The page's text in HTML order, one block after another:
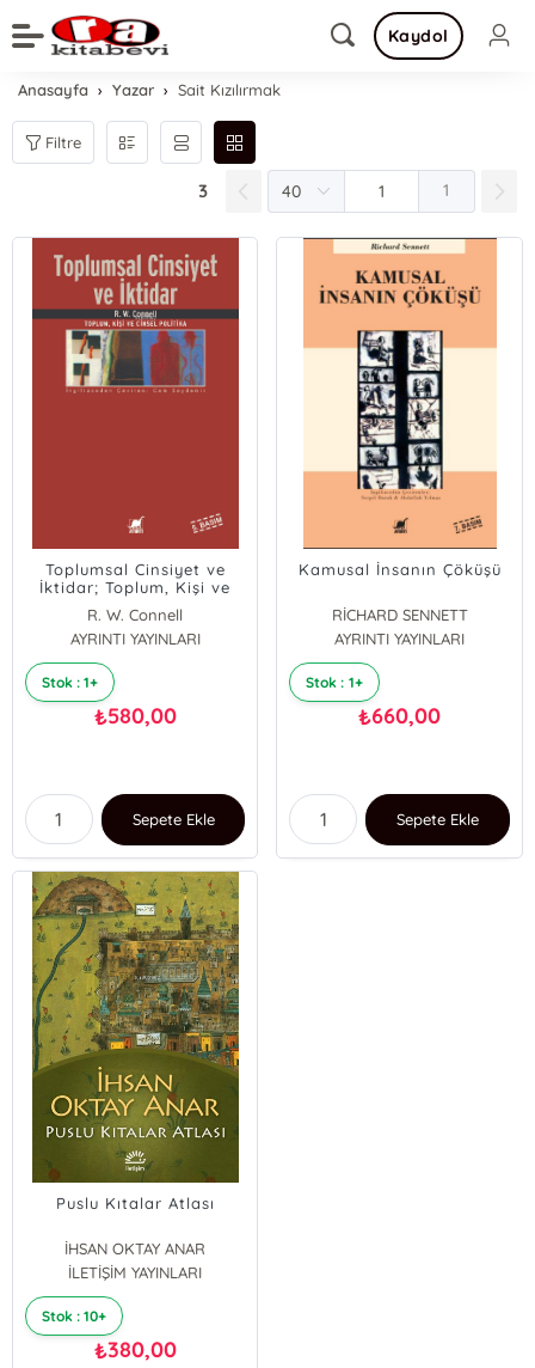
Kaydol
Anasayfa Yazar Sait Kızılırmak
Filtre
3 1
Toplumsal Cinsiyet ve
İktidar; Toplum, Kişi ve
Cinsel Politika
R. W. Connell
AYRINTI YAYINLARI
Stok : 1+
₺580,00
Sepete Ekle
Kamusal İnsanın Çöküşü
RİCHARD SENNETT
AYRINTI YAYINLARI
Stok : 1+
₺660,00
Sepete Ekle
Puslu Kıtalar Atlası
İHSAN OKTAY ANAR
İLETİŞİM YAYINLARI
Stok : 10+
₺380,00